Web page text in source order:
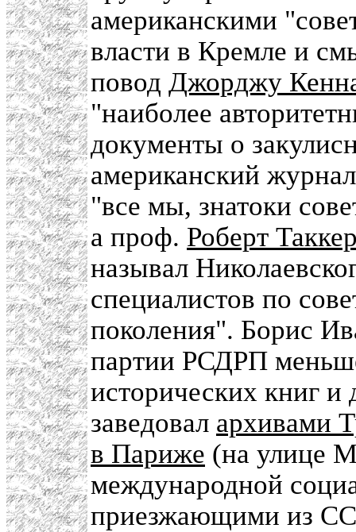
американскими
власти в Кремле и
повод Джорджу
"наиболее
документы о
американский
"все мы, знатоки
а проф. Роберт
называл
специалистов по
поколения". Борис
партии РСДРП
исторических книг
заведовал архивами
в Париже (на улице
международной
приезжающими из